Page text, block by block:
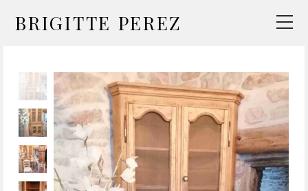
BRIGITTE PEREZ